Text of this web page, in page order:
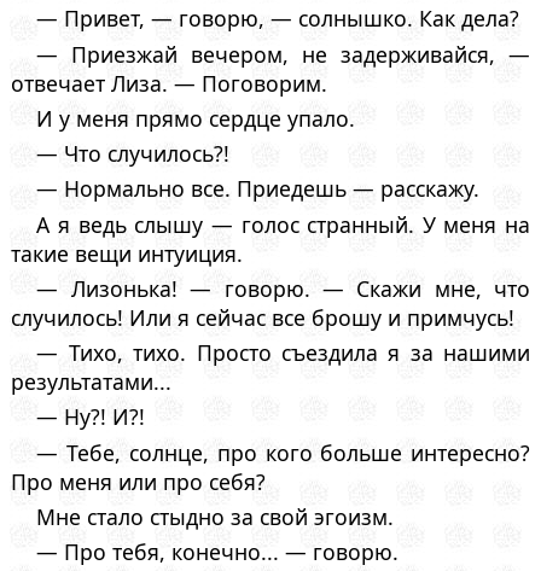
— Привет, — говорю, — солнышко. Как дела?
— Приезжай вечером, не задерживайся, —
отвечает Лиза. — Поговорим.
И у меня прямо сердце упало.
— Что случилось?!
— Нормально все. Приедешь — расскажу.
А я ведь слышу — голос странный. У меня на
такие вещи интуиция.
— Лизонька! — говорю. — Скажи мне, что
случилось! Или я сейчас все брошу и примчусь!
— Тихо, тихо. Просто съездила я за нашими
результатами...
— Ну?! И?!
— Тебе, солнце, про кого больше интересно?
Про меня или про себя?
Мне стало стыдно за свой эгоизм.
— Про тебя, конечно... — говорю.